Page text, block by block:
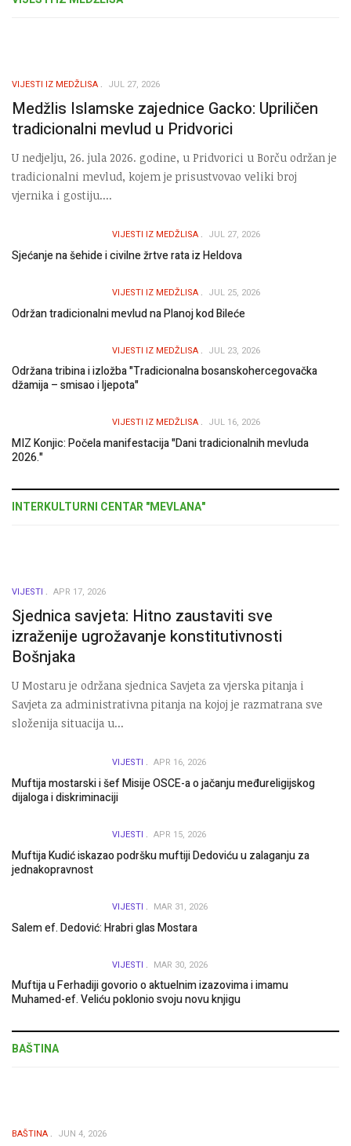
VIJESTI IZ MEDŽLISA JUL 27, 2026
Medžlis Islamske zajednice Gacko: Upriličen
tradicionalni mevlud u Pridvorici
U nedjelju, 26. jula 2026. godine, u Pridvorici u Borču održan je
tradicionalni mevlud, kojem je prisustvovao veliki broj
vjernika i gostiju....
VIJESTI IZ MEDŽLISA JUL 27, 2026
Sjećanje na šehide i civilne žrtve rata iz Heldova
VIJESTI IZ MEDŽLISA JUL 25, 2026
Održan tradicionalni mevlud na Planoj kod Bileće
VIJESTI IZ MEDŽLISA JUL 23, 2026
Održana tribina i izložba "Tradicionalna bosanskohercegovačka
džamija – smisao i ljepota"
VIJESTI IZ MEDŽLISA JUL 16, 2026
MIZ Konjic: Počela manifestacija "Dani tradicionalnih mevluda
2026."
INTERKULTURNI CENTAR "MEVLANA"
VIJESTI APR 17, 2026
Sjednica savjeta: Hitno zaustaviti sve
izraženije ugrožavanje konstitutivnosti
Bošnjaka
U Mostaru je održana sjednica Savjeta za vjerska pitanja i
Savjeta za administrativna pitanja na kojoj je razmatrana sve
složenija situacija u...
VIJESTI APR 16, 2026
Muftija mostarski i šef Misije OSCE-a o jačanju međureligijskog
dijaloga i diskriminaciji
VIJESTI APR 15, 2026
Muftija Kudić iskazao podršku muftiji Dedoviću u zalaganju za
jednakopravnost
VIJESTI MAR 31, 2026
Salem ef. Dedović: Hrabri glas Mostara
VIJESTI MAR 30, 2026
Muftija u Ferhadiji govorio o aktuelnim izazovima i imamu
Muhamed-ef. Veliću poklonio svoju novu knjigu
BAŠTINA
BAŠTINA JUN 4, 2026